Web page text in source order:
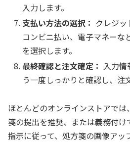
入力します。
支払い方法の選択： クレジッ
コンビニ払い、電子マネーな
を選択します。
最終確認と注文確定： 入力情
う一度しっかりと確認し、注
ほとんどのオンラインストアで
箋の提出を推奨、または義務付け
指示に従って、処方箋の画像アッ